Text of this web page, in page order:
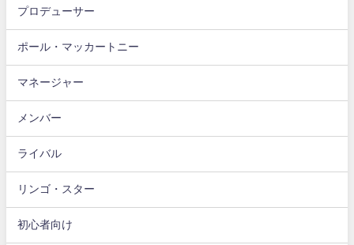
プロデューサー
ポール・マッカートニー
マネージャー
メンバー
ライバル
リンゴ・スター
初心者向け